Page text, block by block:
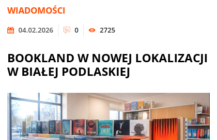
WIADOMOŚCI
04.02.2026 0 2725
BOOKLAND W NOWEJ LOKALIZACJI
W BIAŁEJ PODLASKIEJ